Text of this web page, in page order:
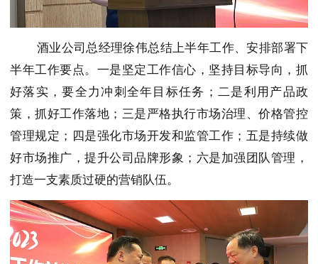
酒业公司总经理徐伟总结上半年工作、安排部署下
半年工作要点。一是坚定工作信心，坚持目标导向，抓
好落实，要全力冲刺全年目标任务；二是利用产品政
策，抓好工作落地；三是严格执行市场治理、价格管控
管理规定；四是强化市场开发和监管工作；五是持续做
好市场推广，提升公司品牌形象；六是加强团队管理，
打造一支素质过硬的营销队伍。